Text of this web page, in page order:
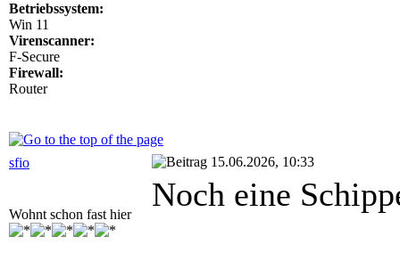
Betriebssystem:
Win 11
Virenscanner:
F-Secure
Firewall:
Router
sfio 15.06.2026, 10:33
Wohnt schon fast hier
Noch eine